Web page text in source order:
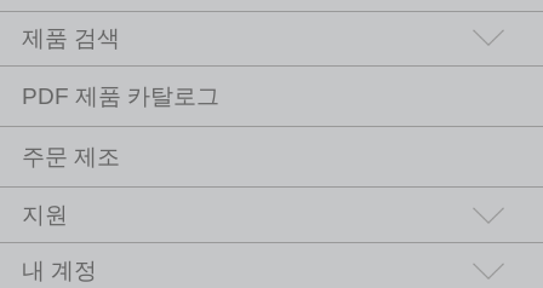
제품 검색
PDF 제품 카탈로그
주문 제조
지원
내 계정